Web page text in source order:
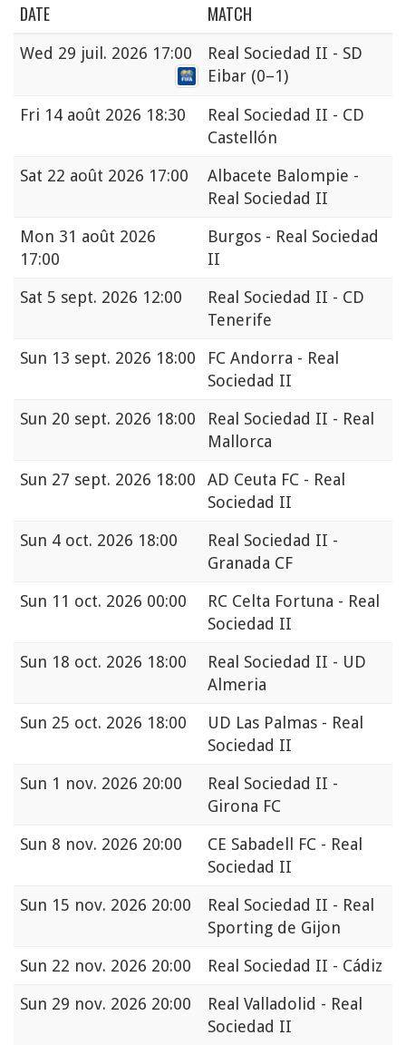
DATE MATCH
Wed 29 juil. 2026 17:00
Real Sociedad II - SD
Eibar (0–1)
Fri 14 août 2026 18:30
Real Sociedad II - CD
Castellón
Sat 22 août 2026 17:00
Albacete Balompie -
Real Sociedad II
Mon 31 août 2026
17:00
Burgos - Real Sociedad
II
Sat 5 sept. 2026 12:00
Real Sociedad II - CD
Tenerife
Sun 13 sept. 2026 18:00
FC Andorra - Real
Sociedad II
Sun 20 sept. 2026 18:00
Real Sociedad II - Real
Mallorca
Sun 27 sept. 2026 18:00
AD Ceuta FC - Real
Sociedad II
Sun 4 oct. 2026 18:00
Real Sociedad II -
Granada CF
Sun 11 oct. 2026 00:00
RC Celta Fortuna - Real
Sociedad II
Sun 18 oct. 2026 18:00
Real Sociedad II - UD
Almeria
Sun 25 oct. 2026 18:00
UD Las Palmas - Real
Sociedad II
Sun 1 nov. 2026 20:00
Real Sociedad II -
Girona FC
Sun 8 nov. 2026 20:00
CE Sabadell FC - Real
Sociedad II
Sun 15 nov. 2026 20:00
Real Sociedad II - Real
Sporting de Gijon
Sun 22 nov. 2026 20:00
Real Sociedad II - Cádiz
Sun 29 nov. 2026 20:00
Real Valladolid - Real
Sociedad II